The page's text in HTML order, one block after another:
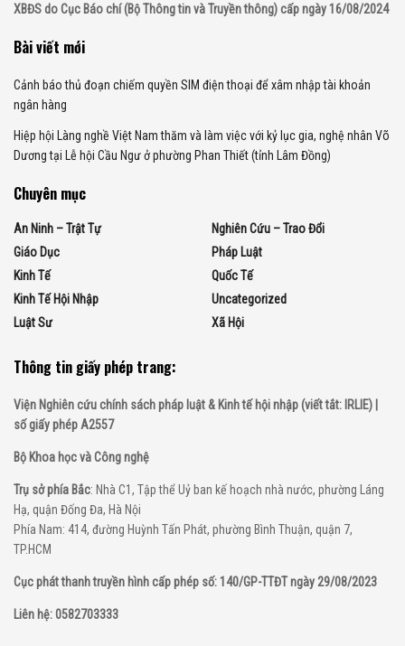
XBĐS do Cục Báo chí (Bộ Thông tin và Truyền thông) cấp ngày 16/08/2024
Bài viết mới
Cảnh báo thủ đoạn chiếm quyền SIM điện thoại để xâm nhập tài khoản
ngân hàng
Hiệp hội Làng nghề Việt Nam thăm và làm việc với kỷ lục gia, nghệ nhân Võ
Dương tại Lễ hội Cầu Ngư ở phường Phan Thiết (tỉnh Lâm Đồng)
Chuyên mục
An Ninh – Trật Tự
Giáo Dục
Kinh Tế
Kinh Tế Hội Nhập
Luật Sư
Nghiên Cứu – Trao Đổi
Pháp Luật
Quốc Tế
Uncategorized
Xã Hội
Thông tin giấy phép trang:
Viện Nghiên cứu chính sách pháp luật & Kinh tế hội nhập (viết tắt: IRLIE) |
số giấy phép A2557
Bộ Khoa học và Công nghệ
Trụ sở phía Bắc: Nhà C1, Tập thể Uỷ ban kế hoạch nhà nước, phường Láng
Hạ, quận Đống Đa, Hà Nội
Phía Nam: 414, đường Huỳnh Tấn Phát, phường Bình Thuận, quận 7,
TP.HCM
Cục phát thanh truyền hình cấp phép số: 140/GP-TTĐT ngày 29/08/2023
Liên hệ: 0582703333